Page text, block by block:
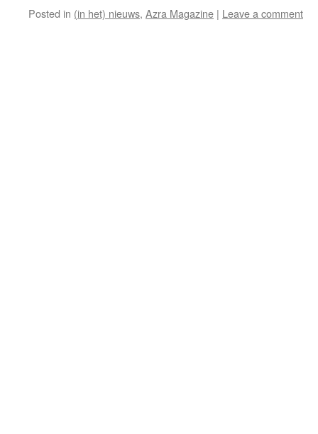
Posted in (in het) nieuws, Azra Magazine | Leave a comment